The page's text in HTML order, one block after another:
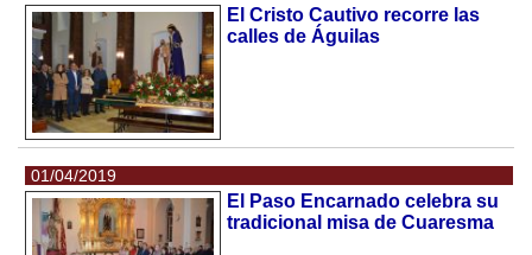
El Cristo Cautivo recorre las
calles de Águilas
01/04/2019
El Paso Encarnado celebra su
tradicional misa de Cuaresma